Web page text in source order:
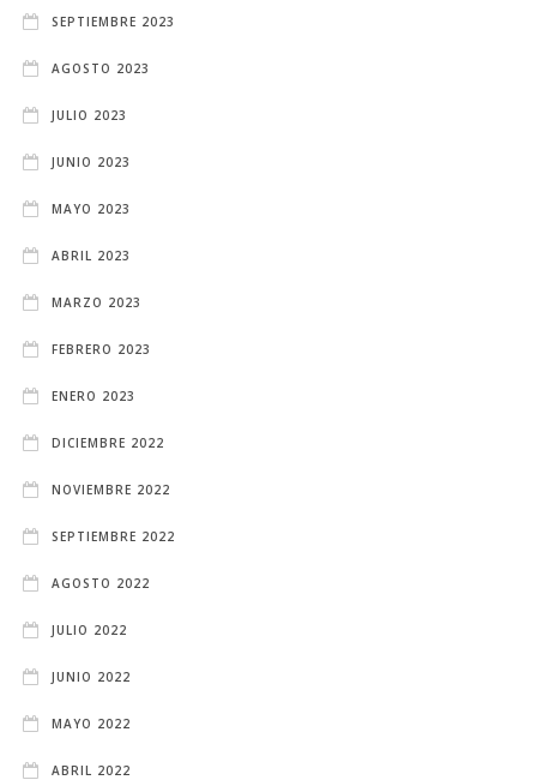
SEPTIEMBRE 2023
AGOSTO 2023
JULIO 2023
JUNIO 2023
MAYO 2023
ABRIL 2023
MARZO 2023
FEBRERO 2023
ENERO 2023
DICIEMBRE 2022
NOVIEMBRE 2022
SEPTIEMBRE 2022
AGOSTO 2022
JULIO 2022
JUNIO 2022
MAYO 2022
ABRIL 2022